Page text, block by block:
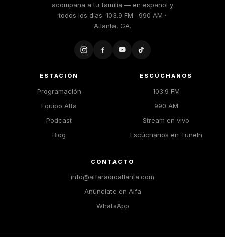
acompaña a tu familia — en español y
todos los días. 103.9 FM · 990 AM ·
Atlanta, GA.
ESTACIÓN
Programación
Equipo Alfa
Podcast
Blog
ESCÚCHANOS
103.9 FM
990 AM
Stream en vivo
Escúchanos en TuneIn
CONTACTO
info@alfaradioatlanta.com
Anúnciate en Alfa
WhatsApp